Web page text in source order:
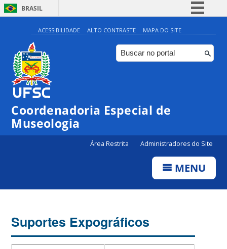
BRASIL
Simplifique!
Comunica BR
Participe
Canais
ACESSIBILIDADE ALTO CONTRASTE MAPA DO SITE
Coordenadoria Especial de
Museologia
Área Restrita Administradores do Site
MENU
Suportes Expográficos